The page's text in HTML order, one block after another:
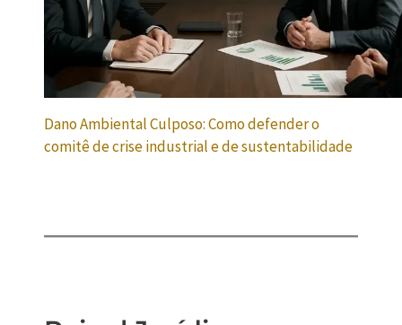
Dano Ambiental Culposo: Como defender o
comitê de crise industrial e de sustentabilidade